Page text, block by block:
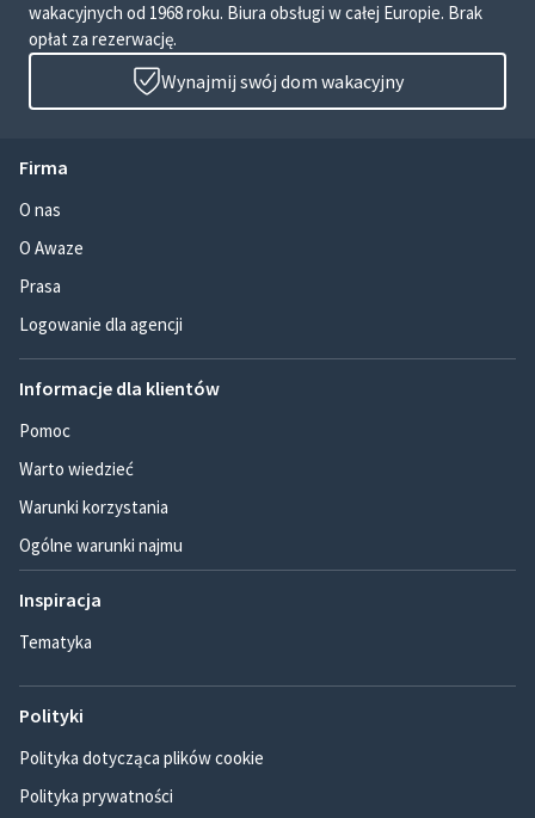
wakacyjnych od 1968 roku. Biura obsługi w całej Europie. Brak
opłat za rezerwację.
Wynajmij swój dom wakacyjny
Firma
O nas
O Awaze
Prasa
Logowanie dla agencji
Informacje dla klientów
Pomoc
Warto wiedzieć
Warunki korzystania
Ogólne warunki najmu
Inspiracja
Tematyka
Polityki
Polityka dotycząca plików cookie
Polityka prywatności